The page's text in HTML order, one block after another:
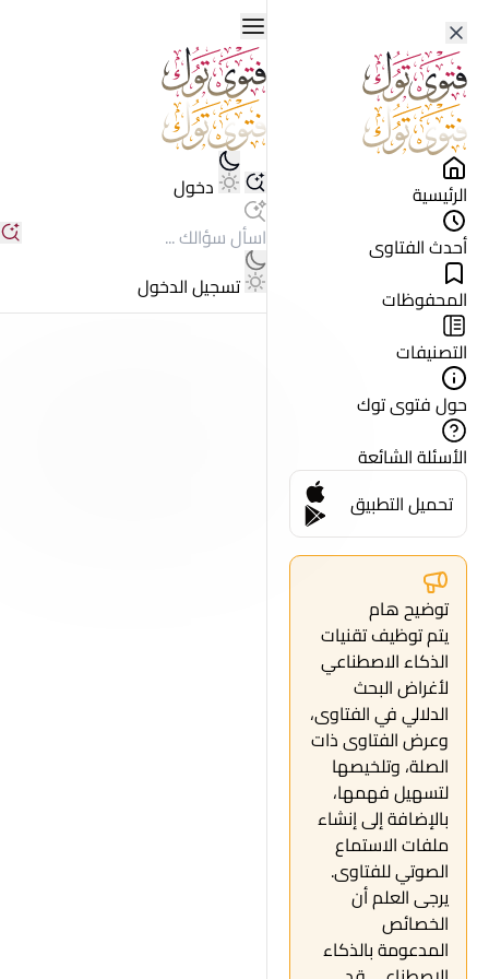
الرئيسية
أحدث الفتاوى
المحفوظات
التصنيفات
حول فتوى توك
الأسئلة الشائعة
تحميل التطبيق
توضيح هام
يتم توظيف تقنيات
الذكاء الاصطناعي
لأغراض البحث
الدلالي في الفتاوى،
وعرض الفتاوى ذات
الصلة، وتلخيصها
لتسهيل فهمها،
بالإضافة إلى إنشاء
ملفات الاستماع
الصوتي للفتاوى.
يرجى العلم أن
الخصائص
المدعومة بالذكاء
دخول
تسجيل الدخول